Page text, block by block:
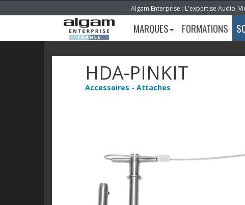
Algam Enterprise : L'expertise Audio,
MARQUES FORMATIONS
HDA-PINKIT
Accessoires - Attaches